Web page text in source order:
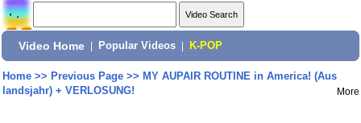
Video Home Popular Videos K-POP
Home>> Previous Page>> MY AUPAIR ROUTINE in America! (Aus
landsjahr) + VERLOSUNG!
More